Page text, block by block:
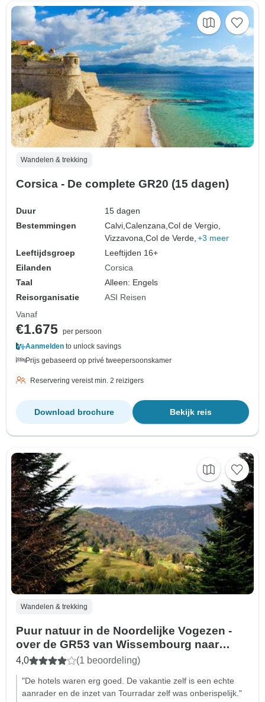
Wandelen & trekking
Corsica - De complete GR20 (15 dagen)
Duur
15 dagen
Bestemmingen
Calvi,Calenzana,Col de Vergio,
Vizzavona,Col de Verde, +3 meer
Leeftijdsgroep
Leeftijden 16+
Eilanden
Corsica
Taal
Alleen: Engels
Reisorganisatie
ASI Reisen
Vanaf
€1.675 per persoon
Aanmelden to unlock savings
Prijs gebaseerd op privé tweepersoonskamer
Reservering vereist min. 2 reizigers
Bekijk reis
Download brochure
Wandelen & trekking
Puur natuur in de Noordelijke Vogezen -
over de GR53 van Wissembourg naar
Saverne (8 dagen)
4,0 (1 beoordeling)
"De hotels waren erg goed. De vakantie zelf is een echte
aanrader en de inzet van Tourradar zelf was onberispelijk."